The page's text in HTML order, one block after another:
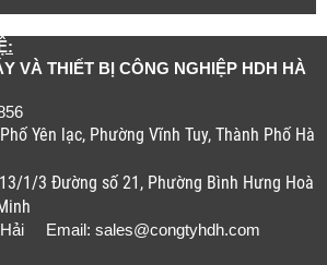
VÀ THIẾT BỊ CÔNG NGHIỆP HDH HÀ
Yên lạc, Phường Vĩnh Tuy, Thành Phố Hà
13/1/3 Đường số 21, Phường Bình Hưng Hoà
Email: sales@congtyhdh.com